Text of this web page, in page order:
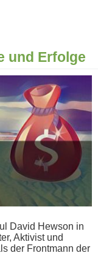
und Erfolge
David Hewson i​n
Aktivist u​nd
der Frontmann d​er